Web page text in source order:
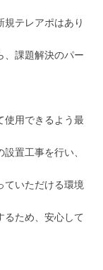
規テレアポはあり
、課題解決のパー
使用できるよう最
置工事を行い、
ていただける環境
るため、安心して